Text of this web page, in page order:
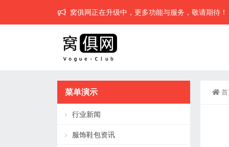
窝俱网正在升级中，更多功能与服务，敬请期待！
菜单演示
行业新闻
服饰鞋包资讯